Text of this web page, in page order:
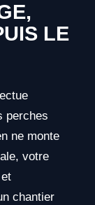
LE
perches
ne monte
votre
chantier